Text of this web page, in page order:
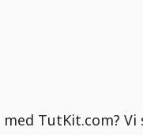
TutKit.com?